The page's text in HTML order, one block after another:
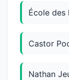
École des
Castor
Nathan